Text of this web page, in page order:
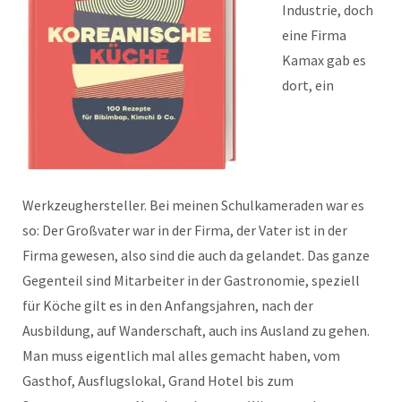
Industrie, doch
eine Firma
Kamax gab es
dort, ein
Werkzeughersteller. Bei meinen Schulkameraden war es
so: Der Großvater war in der Firma, der Vater ist in der
Firma gewesen, also sind die auch da gelandet. Das ganze
Gegenteil sind Mitarbeiter in der Gastronomie, speziell
für Köche gilt es in den Anfangsjahren, nach der
Ausbildung, auf Wanderschaft, auch ins Ausland zu gehen.
Man muss eigentlich mal alles gemacht haben, vom
Gasthof, Ausflugslokal, Grand Hotel bis zum